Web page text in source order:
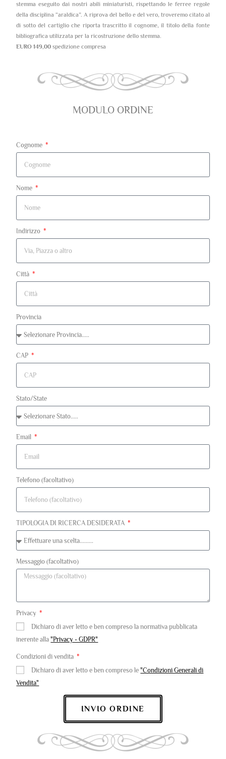
stemma eseguito dai nostri abili miniaturisti, rispettando le ferree regole
della disciplina “araldica”. A riprova del bello e del vero, troveremo citato al
di sotto del cartiglio che riporta trascritto il cognome, il titolo della fonte
bibliografica utilizzata per la ricostruzione dello stemma.
EURO 149,00 spedizione compresa
MODULO ORDINE
Cognome
Nome
Indirizzo
Città
Provincia
CAP
Stato/State
Email
Telefono (facoltativo)
TIPOLOGIA DI RICERCA DESIDERATA
Messaggio (facoltativo)
Privacy
Dichiaro di aver letto e ben compreso la normativa pubblicata
inerente alla"Privacy - GDPR"
Condizioni di vendita
Dichiaro di aver letto e ben compreso le"Condizioni Generali di
Vendita"
INVIO ORDINE